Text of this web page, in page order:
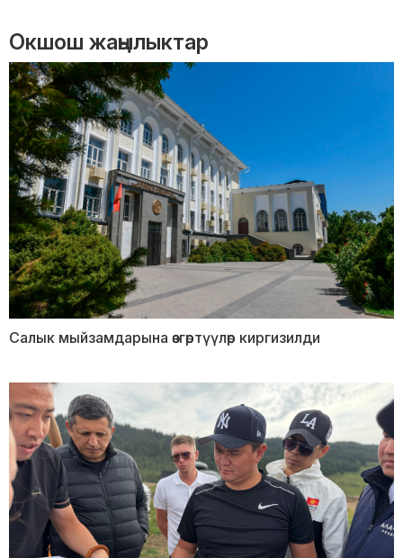
Окшош жаңылыктар
Салык мыйзамдарына өзгөртүүлөр киргизилди